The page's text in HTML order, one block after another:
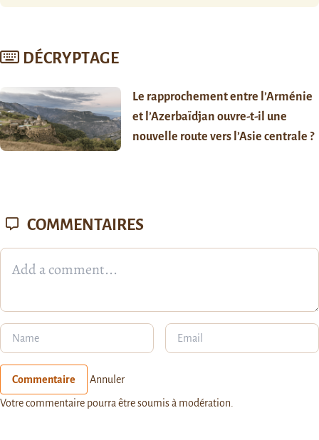
DÉCRYPTAGE
Le rapprochement entre l’Arménie
et l’Azerbaïdjan ouvre-t-il une
nouvelle route vers l’Asie centrale ?
COMMENTAIRES
Commentaire Annuler
Votre commentaire pourra être soumis à modération.